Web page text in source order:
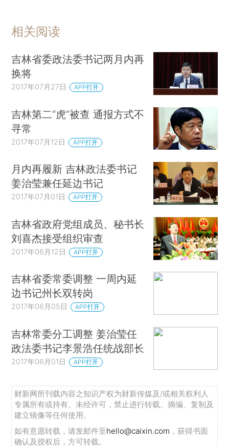
相关阅读
吉林省委政法委书记两月内再
换将
2017年07月27日 APP打开
吉林第二“虎”被查 通报方式不
寻常
2017年07月12日 APP打开
月内再履新 吉林政法委书记
姜治莹兼任延边书记
2017年07月01日 APP打开
吉林省政府党组成员、秘书长
刘喜杰接受组织审查
2017年06月12日 APP打开
吉林省委常委调整 一周内延
边书记州长双转岗
2017年06月05日 APP打开
吉林常委分工调整 姜治莹任
政法委书记李景浩任统战部长
2017年06月01日 APP打开
财新网所刊载内容之知识产权为财新传媒及/或相关权利人
专属所有或持有。未经许可，禁止进行转载、摘编、复制及
建立镜像等任何使用。
如有意愿转载，请发邮件至hello@caixin.com ，获得书面
确认及授权后，方可转载。